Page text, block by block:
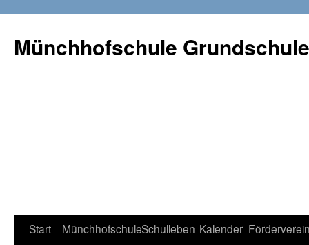
Münchhofschule
Weiter
Start MünchhofschuleSchulleben Kalender